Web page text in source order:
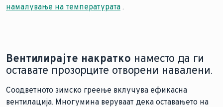
намалување на температурата .
Вентилирајте накратко наместо да ги
оставате прозорците отворени навалени.
Соодветното зимско греење вклучува ефикасна
вентилација. Многумина веруваат дека оставањето на